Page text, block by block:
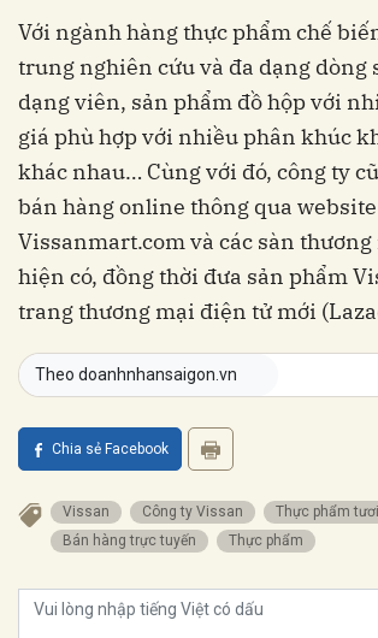
Với ngành hàng thực phẩm chế
trung nghiên cứu và đa dạng dòng
dạng viên, sản phẩm đồ hộp với
giá phù hợp với nhiều phân khúc
khác nhau… Cùng với đó, công ty
bán hàng online thông qua website
Vissanmart.com và các sàn
hiện có, đồng thời đưa sản phẩm
trang thương mại điện tử mới
Theo doanhnhansaigon.vn
Chia sẻ Facebook
Vissan Công ty Vissan
Thực phẩm
Bán hàng trực tuyến
Thực phẩm